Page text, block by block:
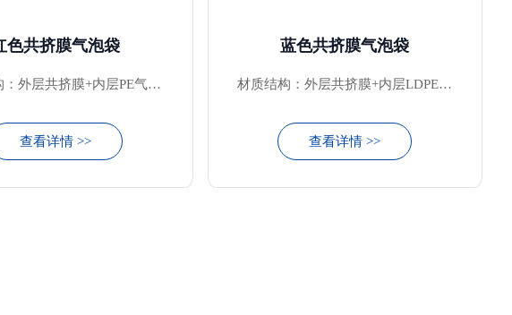
色共挤膜气泡袋
：外层共挤膜+内层PE气泡
查看详情 >>
蓝色共挤膜气泡袋
材质结构：外层共挤膜+内层LDPE气
查看详情 >>